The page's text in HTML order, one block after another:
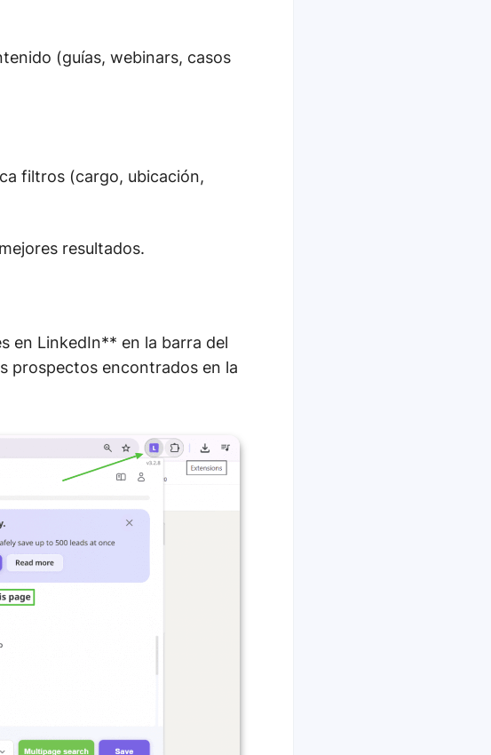
(guías, webinars, casos
filtros (cargo, ubicación,
resultados.
en LinkedIn** en la barra del
prospectos encontrados en la